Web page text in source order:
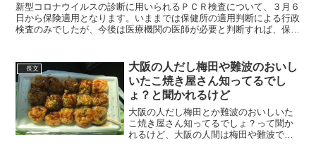
新型コロナウイルスの診断に用いられるＰＣＲ検査について、３月６
日から保険適用となります。いままでは保健所の適用判断による行政
検査のみでしたが、今後は医療機関の医師が必要と判断すれば、保健
長文
大阪の人だし梅田や難波のおいし
いたこ焼き屋さん知ってるでし
ょ？と聞かれるけど
大阪の人だし梅田とか難波のおいしいた
こ焼き屋さん知ってるでしょ？って聞か
れるけど、大阪の人間は梅田や難波でた